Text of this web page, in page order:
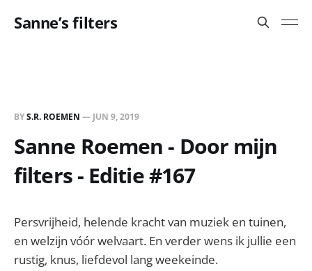
Sanne’s filters
BYS.R. ROEMEN — JUN 9, 2019
Sanne Roemen - Door mijn
filters - Editie #167
Persvrijheid, helende kracht van muziek en tuinen,
en welzijn vóór welvaart. En verder wens ik jullie een
rustig, knus, liefdevol lang weekeinde.